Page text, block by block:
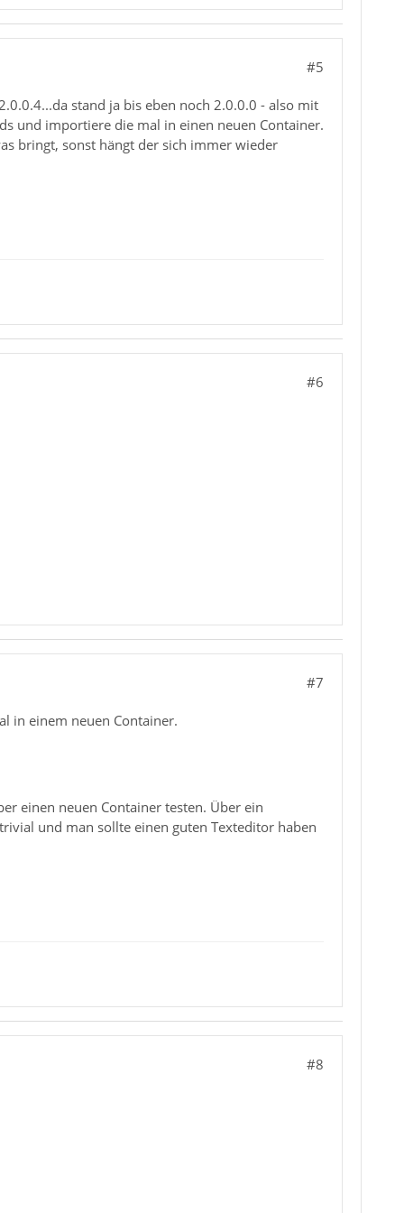
#5
stand ja bis eben noch 2.0.0.0 - also mit
und importiere die mal in einen neuen Container.
bringt, sonst hängt der sich immer wieder
#6
#7
in einem neuen Container.
einen neuen Container testen. Über ein
und man sollte einen guten Texteditor haben
#8